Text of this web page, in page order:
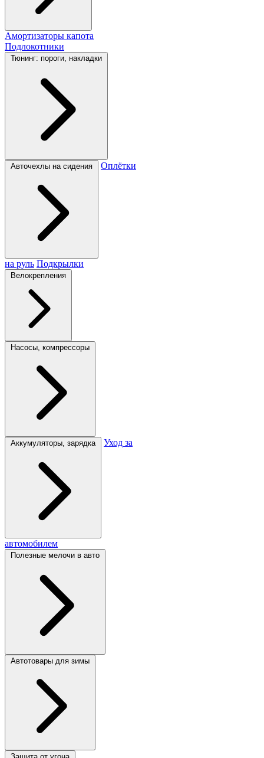
Амортизаторы капота
Подлокотники
Тюнинг: пороги, накладки
Авточехлы на сидения Оплётки
на руль Подкрылки
Велокрепления
Насосы, компрессоры
Аккумуляторы, зарядка Уход за
автомобилем
Полезные мелочи в авто
Автотовары для зимы